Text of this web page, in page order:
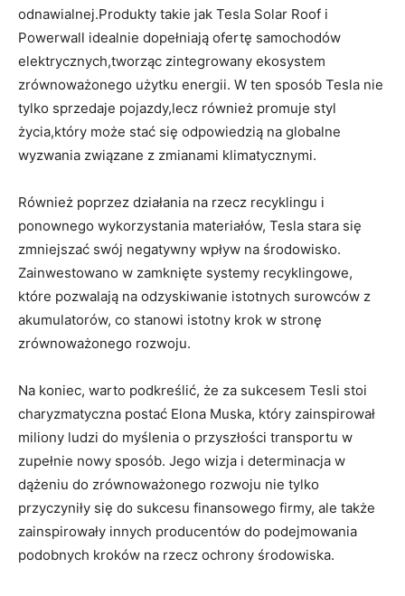
odnawialnej.Produkty takie jak Tesla⁢ Solar Roof ​i⁣
Powerwall idealnie⁤ dopełniają ofertę samochodów
elektrycznych,tworząc zintegrowany ekosystem
zrównoważonego użytku energii. W ten sposób Tesla nie
⁣tylko sprzedaje pojazdy,lecz również promuje styl
życia,który ⁤może stać się odpowiedzią na globalne
wyzwania związane z zmianami klimatycznymi.
Również poprzez działania ‌na rzecz recyklingu i
ponownego wykorzystania materiałów,⁣ Tesla stara się
zmniejszać swój negatywny wpływ na środowisko.
Zainwestowano w zamknięte systemy recyklingowe,
które pozwalają na odzyskiwanie istotnych surowców z
akumulatorów, co stanowi istotny krok w stronę
zrównoważonego rozwoju.
Na koniec, warto podkreślić, że za sukcesem Tesli‍ stoi
charyzmatyczna postać Elona Muska, który zainspirował
miliony ludzi do myślenia o przyszłości transportu w
zupełnie nowy sposób. Jego wizja‍ i determinacja w
dążeniu do zrównoważonego rozwoju nie tylko
⁤przyczyniły się ‌do sukcesu finansowego firmy, ⁢ale także‍
zainspirowały ⁢innych producentów do podejmowania
podobnych kroków na rzecz ochrony środowiska.